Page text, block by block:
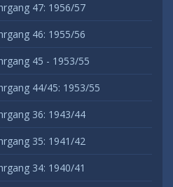
47: 1956/57
46: 1955/56
45 - 1953/55
44/45: 1953/55
36: 1943/44
35: 1941/42
34: 1940/41